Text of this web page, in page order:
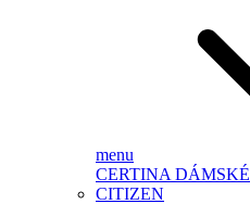
menu
CERTINA DÁMSKÉ
CITIZEN